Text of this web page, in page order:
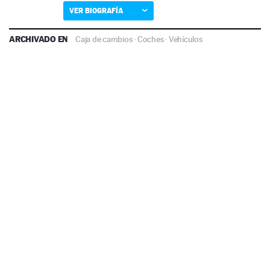
VER BIOGRAFÍA
ARCHIVADO EN Caja de cambios·Coches·Vehículos